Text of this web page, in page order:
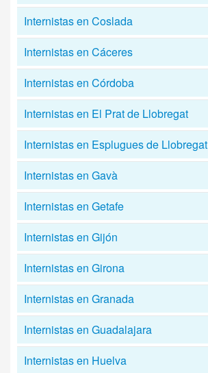
Internistas en Coslada
Internistas en Cáceres
Internistas en Córdoba
Internistas en El Prat de Llobregat
Internistas en Esplugues de Llobregat
Internistas en Gavà
Internistas en Getafe
Internistas en Gijón
Internistas en Girona
Internistas en Granada
Internistas en Guadalajara
Internistas en Huelva